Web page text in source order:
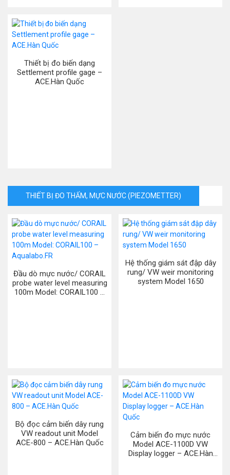
Thiết bị đo biến dạng
Settlement profile gage –
ACE.Hàn Quốc
THIẾT BỊ ĐO THẤM, MỰC NƯỚC (PIEZOMETTER)
Đầu dò mực nước/ CORAIL
probe water level measuring
100m Model: CORAIL100 –
Hệ thống giám sát đập dây
rung/ VW weir monitoring
system Model 1650
Bộ đọc cảm biến dây rung
VW readout unit Model
ACE-800 – ACE.Hàn Quốc
Cảm biến đo mực nước
Model ACE-1100D VW
Display logger – ACE.Hàn